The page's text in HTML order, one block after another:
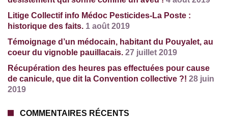
Litige Collectif info Médoc Pesticides-La Poste :
historique des faits. 1 août 2019
Témoignage d’un médocain, habitant du Pouyalet, au
coeur du vignoble pauillacais. 27 juillet 2019
Récupération des heures pas effectuées pour cause
de canicule, que dit la Convention collective ?! 28 juin
2019
COMMENTAIRES RÉCENTS